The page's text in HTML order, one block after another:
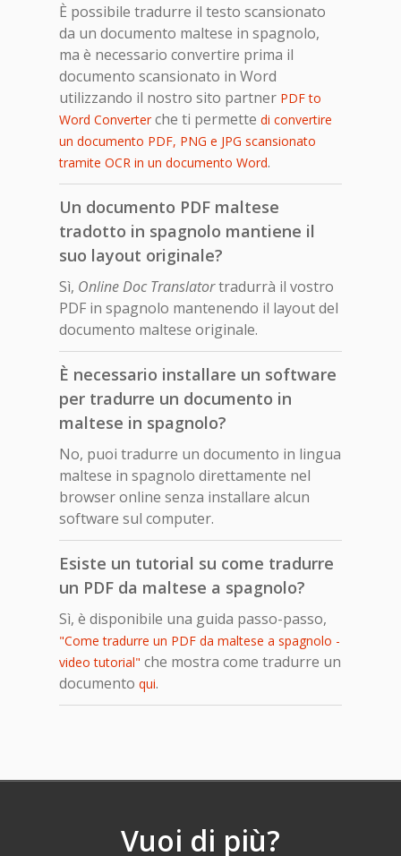
È possibile tradurre il testo scansionato
da un documento maltese in spagnolo,
ma è necessario convertire prima il
documento scansionato in Word
utilizzando il nostro sito partner PDF to
Word Converterche ti permette di convertire
un documento PDF, PNG e JPG scansionato
tramite OCR in un documento Word.
Un documento PDF maltese
tradotto in spagnolo mantiene il
suo layout originale?
Sì, Online Doc Translatortradurrà il vostro
PDF in spagnolo mantenendo il layout del
documento maltese originale.
È necessario installare un software
per tradurre un documento in
maltese in spagnolo?
No, puoi tradurre un documento in lingua
maltese in spagnolo direttamente nel
browser online senza installare alcun
software sul computer.
Esiste un tutorial su come tradurre
un PDF da maltese a spagnolo?
Sì, è disponibile una guida passo-passo,
"Come tradurre un PDF da maltese a spagnolo -
video tutorial" che mostra come tradurre un
documento qui.
Vuoi di più?